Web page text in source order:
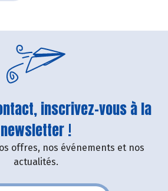
inscrivez-vous à la
newsletter !
offres, nos événements et nos
actualités.